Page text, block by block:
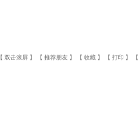
【 双击滚屏 】 【 推荐朋友 】 【 收藏 】 【 打印 】 【